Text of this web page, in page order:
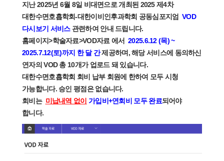
지난 2025년 6월 8일 비대면으로 개최된 2025 제4차
대한수면호흡학회-대한이비인후과학회 공동심포지엄 VOD
다시보기 서비스 관련하여 안내 드립니다.
홈페이지>학술자료>VOD자료 에서 2025.6.12 (목) ~
2025.7.12(토)까지 한 달 간제공하며, 해당 서비스에 동의하신
연자의VOD 총 10개가 업로드 돼 있습니다.
대한수면호흡학회 회비 납부 회원에 한하여 모두 시청
가능합니다. 승인 평점은 없습니다.
회비는 미납내역 없이 가입비+연회비 모두 완료되어야
합니다.